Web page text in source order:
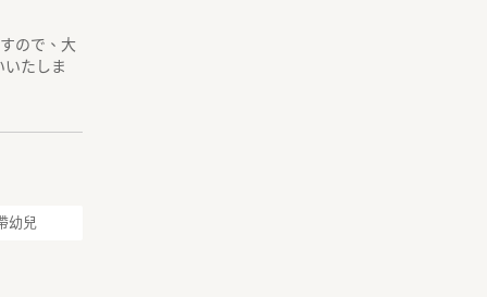
ので、大
たしま
幼兒